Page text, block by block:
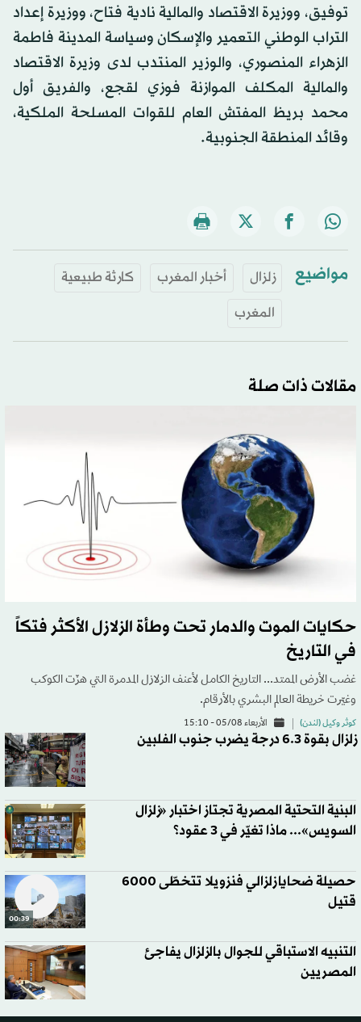
توفيق، ووزيرة الاقتصاد والمالية نادية فتاح، ووزيرة إعداد
التراب الوطني التعمير والإسكان وسياسة المدينة فاطمة
الزهراء المنصوري، والوزير المنتدب لدى وزيرة الاقتصاد
والمالية المكلف الموازنة فوزي لقجع، والفريق أول
محمد بريظ المفتش العام للقوات المسلحة الملكية،
وقائد المنطقة الجنوبية.
مواضيع زلزال أخبار المغرب
كارثة طبيعية
المغرب
مقالات ذات صلة
حكايات الموت والدمار تحت وطأة الزلازل الأكثر فتكاً
في التاريخ
غضب الأرض الممتد... التاريخ الكامل لأعنف الزلازل المدمرة التي هزّت الكوكب
وغيّرت خريطة العالم البشري بالأرقام.
كوثر وكيل (لندن) الأربعاء 05/08 - 15:10
زلزال بقوة 6.3 درجة يضرب جنوب الفلبين
البنية التحتية المصرية تجتاز اختبار «زلزال
السويس»... ماذا تغيّر في 3 عقود؟
00:39
حصيلة ضحايا زلزالي فنزويلا تتخطّى 6000
قتيل
التنبيه الاستباقي للجوال بالزلزال يفاجئ
المصريين